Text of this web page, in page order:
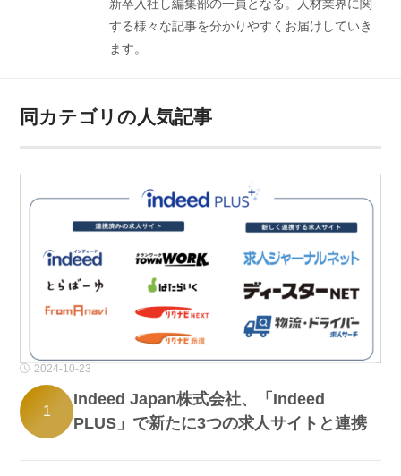
新卒入社し編集部の一員となる。人材業界に関
する様々な記事を分かりやすくお届けしていき
ます。
同カテゴリの人気記事
2024-10-23
1
Indeed Japan株式会社、「Indeed
PLUS」で新たに3つの求人サイトと連携